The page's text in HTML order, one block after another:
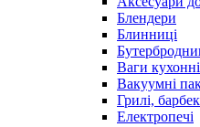
Блендери
Блинниці
Ваги кухонні
Вакуумні
Грилі,
Електропечі